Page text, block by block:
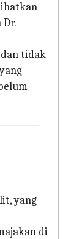
tidak
yang
di